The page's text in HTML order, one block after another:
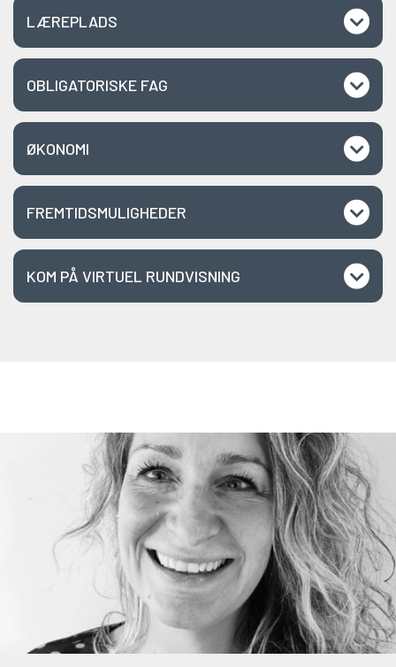
LÆREPLADS
OBLIGATORISKE FAG
ØKONOMI
FREMTIDSMULIGHEDER
KOM PÅ VIRTUEL RUNDVISNING